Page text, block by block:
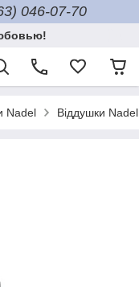
046-07-70
Nadel Віддушки Nadel